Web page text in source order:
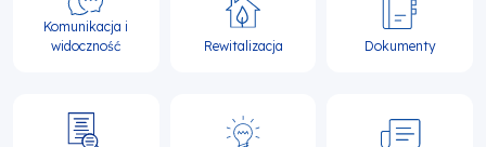
Komunikacja i
widoczność
Rewitalizacja Dokumenty